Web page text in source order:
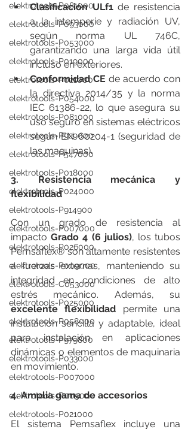
elektrotools-P081000
elektrotools-P093000
elektrotools-P053000
elektrotools-P019000
elektrotools-P021000
elektrotools-P054000
elektrotools-P081000
elektrotools-P929000
elektrotools-P547000
elektrotools-P018000
elektrotools-P024000
elektrotools-P914900
elektrotools-P007000
elektrotools-P026000
elektrotools-P009000
elektrotools-C053000
elektrotools-P025000
elektrotools-P058000
elektrotools-P979800
elektrotools-P033000
elektrotools-P007000
elektrotools-P005000
elektrotools-P021000
Clasificación ULf1 de resistencia
a la intemperie y radiación UV,
según norma UL 746C,
garantizando una larga vida útil
incluso en exteriores.
Conformidad CE de acuerdo con
la directiva 2014/35 y la norma
IEC 61386-22, lo que asegura su
uso seguro en sistemas eléctricos
según EN 60204-1 (seguridad de
las maquinas).
3. Resistencia mecánica y
flexibilidad
Con un grado de resistencia al
impacto Grado 4 (6 julios), los tubos
Pemsaflex® son altamente resistentes
a fuerzas externas, manteniendo su
integridad en condiciones de alto
excelente flexibilidad permite una
instalación sencilla y adaptable, ideal
para instalación en aplicaciones
dinámicas o elementos de maquinaria
en movimiento.
4. Amplia gama de accesorios
El sistema Pemsaflex incluye una